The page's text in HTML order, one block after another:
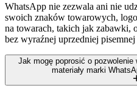
WhatsApp nie zezwala ani nie
swoich znaków towarowych,
na towarach, takich jak zabawki,
bez wyraźnej uprzedniej pisemnej
Jak mogę poprosić o
materiały marki